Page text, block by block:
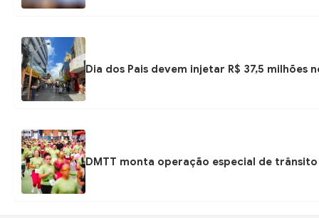
Dia dos Pais devem injetar R$ 37,5 milhões
DMTT monta operação especial de